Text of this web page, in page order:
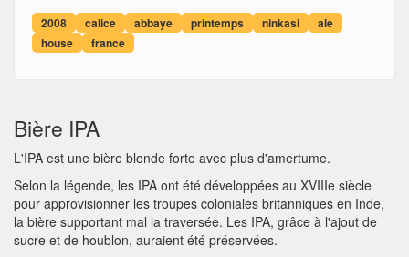
2008 calice abbaye printemps ninkasi
ale
house
france
Bière IPA
L'IPA est une bière blonde forte avec plus d'amertume.
Selon la légende, les IPA ont été développées au XVIIIe siècle
pour approvisionner les troupes coloniales britanniques en Inde,
la bière supportant mal la traversée. Les IPA, grâce à l'ajout de
sucre et de houblon, auraient été préservées.